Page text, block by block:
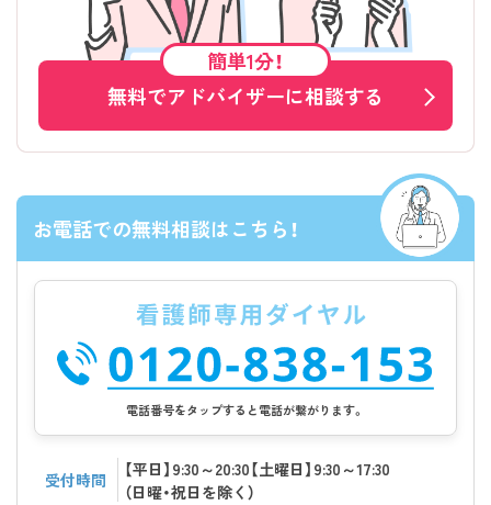
簡単1分！
無料でアドバイザーに相談する
お電話での無料相談はこちら！
電話番号をタップすると電話が繋がります。
受付時間
【平日】9:30～20:30【土曜日】9:30～17:30
（日曜・祝日を除く）